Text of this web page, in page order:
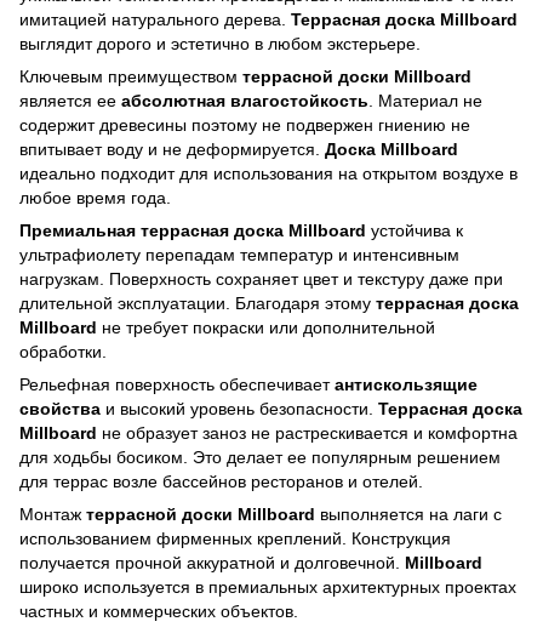
имитацией натурального дерева. Террасная доска Millboard
выглядит дорого и эстетично в любом экстерьере.
Ключевым преимуществом террасной доски Millboard
является ее абсолютная влагостойкость . Материал не
содержит древесины поэтому не подвержен гниению не
впитывает воду и не деформируется. Доска Millboard
идеально подходит для использования на открытом воздухе в
любое время года.
Премиальная террасная доска Millboard устойчива к
ультрафиолету перепадам температур и интенсивным
нагрузкам. Поверхность сохраняет цвет и текстуру даже при
длительной эксплуатации. Благодаря этому террасная доска
Millboard не требует покраски или дополнительной
обработки.
Рельефная поверхность обеспечиваетантискользящие
свойства и высокий уровень безопасности. Террасная доска
Millboard не образует заноз не растрескивается и комфортна
для ходьбы босиком. Это делает ее популярным решением
для террас возле бассейнов ресторанов и отелей.
Монтаж террасной доски Millboard выполняется на лаги с
использованием фирменных креплений. Конструкция
получается прочной аккуратной и долговечной. Millboard
широко используется в премиальных архитектурных проектах
частных и коммерческих объектов.